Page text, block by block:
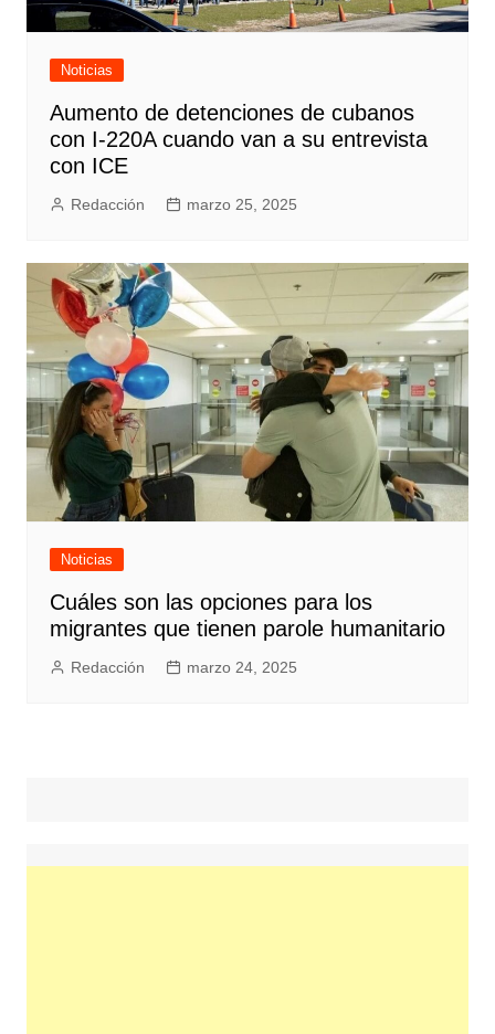
Noticias
Aumento de detenciones de cubanos
con I-220A cuando van a su entrevista
con ICE
Redacción marzo 25, 2025
Noticias
Cuáles son las opciones para los
migrantes que tienen parole humanitario
Redacción marzo 24, 2025